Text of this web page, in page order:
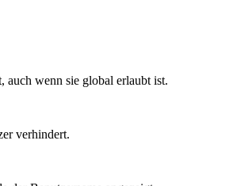
auch wenn sie global erlaubt ist.
verhindert.